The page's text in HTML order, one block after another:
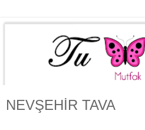
NEVŞEHİR TAVA